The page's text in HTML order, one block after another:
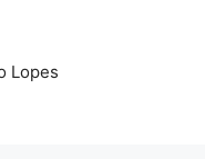
Lopes